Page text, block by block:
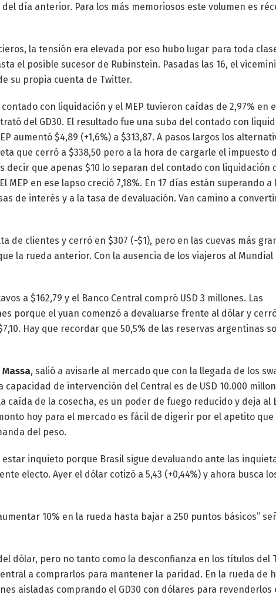
del día anterior. Para los más memoriosos este volumen es
la tensión era elevada por eso hubo lugar para toda
el posible sucesor de Rubinstein. Pasadas las 16, el
su propia cuenta de Twitter.
con liquidación y el MEP tuvieron caídas de 2,97% en
trató del GD30. El resultado fue una suba del contado con
aumentó $4,89 (+1,6%) a $313,87. A pasos largos los
que cerró a $338,50 pero a la hora de cargarle el impuesto
decir que apenas $10 lo separan del contado con liquidación
MEP en ese lapso creció 7,18%. En 17 días están superando a
de interés y a la tasa de devaluación. Van camino a
de clientes y cerró en $307 (-$1), pero en las cuevas más
la rueda anterior. Con la ausencia de los viajeros al Mundial
a $162,79 y el Banco Central compró USD 3 millones. Las
porque el yuan comenzó a devaluarse frente al dólar y
Hay que recordar que 50,5% de las reservas argentinas
, salió a avisarle al mercado que con la llegada de los
capacidad de intervención del Central es de USD 10.000
caída de la cosecha, es un poder de fuego reducido y deja al
hoy para el mercado es fácil de digerir por el apetito que
del peso.
inquieto porque Brasil sigue devaluando ante las
electo. Ayer el dólar cotizó a 5,43 (+0,44%) y ahora busca
10% en la rueda hasta bajar a 250 puntos básicos”
dólar, pero no tanto como la desconfianza en los títulos del
a comprarlos para mantener la paridad. En la rueda de
aisladas comprando el GD30 con dólares para revenderlos